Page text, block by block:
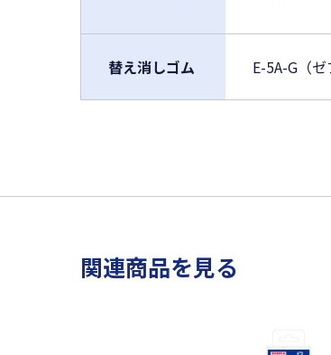
替え消しゴム E-5A-G（ゼ
関連商品を見る